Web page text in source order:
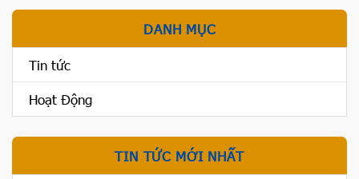
DANH MỤC
Tin tức
Hoạt Động
TIN TỨC MỚI NHẤT